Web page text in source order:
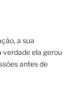
a sua
verdade ela gerou
antes de